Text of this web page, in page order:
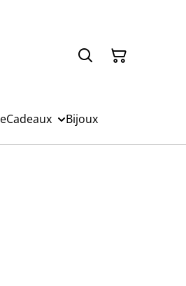
Cadeaux Bijoux